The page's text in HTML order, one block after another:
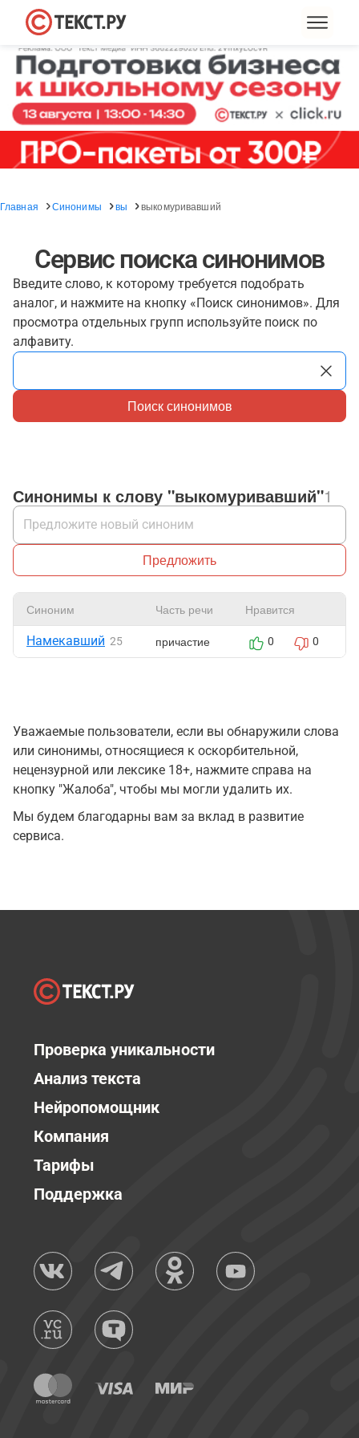
Главная Синонимы вы выкомуривавший
Сервис поиска синонимов
Введите слово, к которому требуется подобрать
аналог, и нажмите на кнопку «Поиск синонимов». Для
просмотра отдельных групп используйте поиск по
алфавиту.
Поиск синонимов
Синонимы к слову "выкомуривавший"1
Предложить
Синоним Часть речи Нравится
Намекавший 25 причастие 0 0
Уважаемые пользователи, если вы обнаружили слова
или синонимы, относящиеся к оскорбительной,
нецензурной или лексике 18+, нажмите справа на
кнопку "Жалоба", чтобы мы могли удалить их.
Мы будем благодарны вам за вклад в развитие
сервиса.
Проверка уникальности
Анализ текста
Нейропомощник
Компания
Тарифы
Поддержка